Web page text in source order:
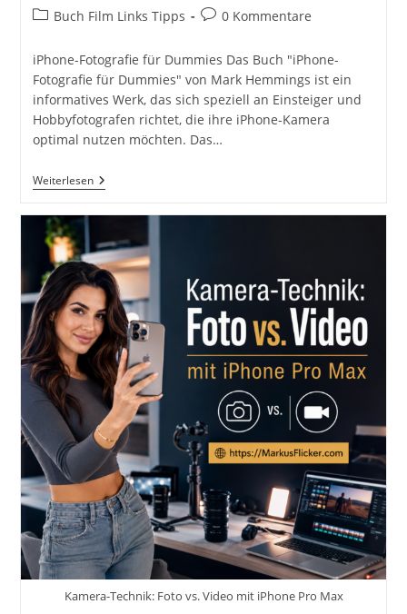
Autor:
veröffentlicht:
Beitrags-
Buch Film Links Tipps
Beitrags-
0 Kommentare
iPhone-Fotografie für Dummies Das Buch "iPhone-
Fotografie für Dummies" von Mark Hemmings ist ein
informatives Werk, das sich speziell an Einsteiger und
Hobbyfotografen richtet, die ihre iPhone-Kamera
optimal nutzen möchten. Das…
WeiterlesenIPhone-
Fotografie
Von
Mark
Hemmings
Kamera-Technik: Foto vs. Video mit iPhone Pro Max